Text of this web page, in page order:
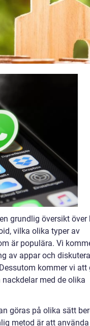
grundlig översikt över
vilka olika typer av
är populära. Vi
av appar och diskutera
kommer vi att
med de olika
göras på olika sätt
metod är att använda